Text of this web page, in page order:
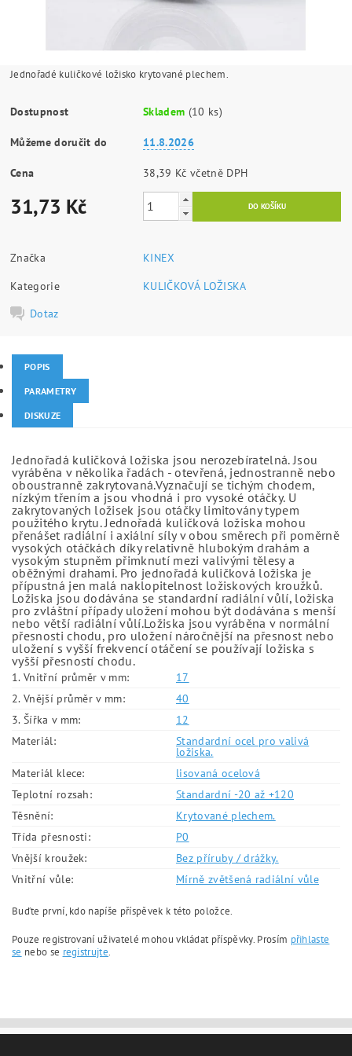
Jednořadé kuličkové ložisko krytované plechem.
Dostupnost Skladem (10 ks)
Můžeme doručit do 11.8.2026
Cena 38,39 Kč včetně DPH
31,73 Kč
Značka
KINEX
Kategorie
KULIČKOVÁ LOŽISKA
Dotaz
POPIS
PARAMETRY
DISKUZE
Jednořadá kuličková ložiska jsou nerozebíratelná. Jsou
vyráběna v několika řadách - otevřená, jednostranně nebo
oboustranně zakrytovaná.Vyznačují se tichým chodem,
nízkým třením a jsou vhodná i pro vysoké otáčky. U
zakrytovaných ložisek jsou otáčky limitovány typem
použitého krytu. Jednořadá kuličková ložiska mohou
přenášet radiální i axiální síly v obou směrech při poměrně
vysokých otáčkách díky relativně hlubokým drahám a
vysokým stupněm přimknutí mezi valivými tělesy a
oběžnými drahami. Pro jednořadá kuličková ložiska je
přípustná jen malá naklopitelnost ložiskových kroužků.
Ložiska jsou dodávána se standardní radiální vůlí, ložiska
pro zvláštní případy uložení mohou být dodávána s menší
nebo větší radiální vůlí.Ložiska jsou vyráběna v normální
přesnosti chodu, pro uložení náročnější na přesnost nebo
uložení s vyšší frekvencí otáčení se používají ložiska s
vyšší přesností chodu.
1. Vnitřní průměr v mm:
17
2. Vnější průměr v mm:
40
3. Šířka v mm:
12
Materiál:
Standardní ocel pro valivá
ložiska.
Materiál klece:
lisovaná ocelová
Teplotní rozsah:
Standardní -20 až +120
Těsnění:
Krytované plechem.
Třída přesnosti:
P0
Vnější kroužek:
Bez příruby / drážky.
Vnitřní vůle:
Mírně zvětšená radiální vůle
Buďte první, kdo napíše příspěvek k této položce.
Pouze registrovaní uživatelé mohou vkládat příspěvky. Prosím přihlaste
se nebo se registrujte.